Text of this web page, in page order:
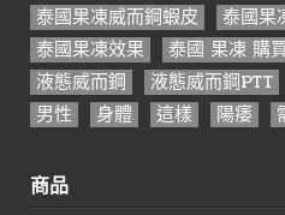
泰國果凍威而鋼蝦皮
泰國果
泰國果凍效果
泰國 果凍 購
液態威而鋼
液態威而鋼PTT
男性
身體 這樣 陽痿
商品